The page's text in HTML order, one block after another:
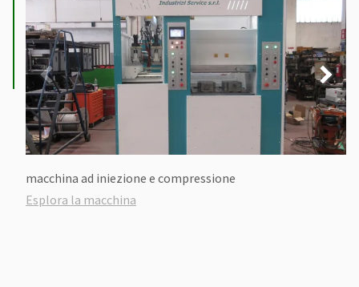
macchina ad iniezione e compressione
Esplora la macchina